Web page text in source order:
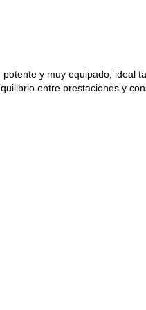
y muy equipado, ideal
entre prestaciones y